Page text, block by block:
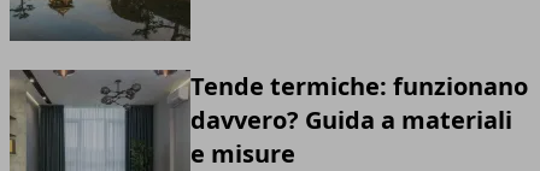
Tende termiche: funzionano
davvero? Guida a materiali
e misure